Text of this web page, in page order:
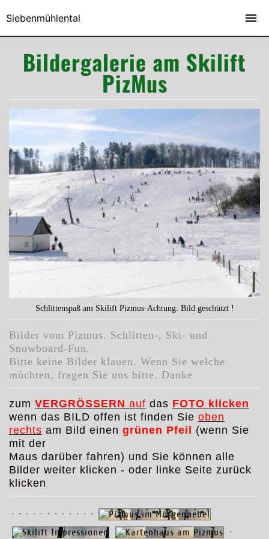
Bildergalerie am Skilift
PizMus
Schlittenspaß am Skilift Pizmus·Achtung: Bild geschützt !
Bilder vom Pizmus. Schlitten-, Ski- und
Snowboard-Fun.
Bitte keine Bilder klauen. Wenn Sie welche
möchten, fragen Sie uns bitte. Danke
zum VERGRÖSSERN auf das FOTO klicken
wenn das BILD offen ist finden Sie oben
rechts am Bild einen grünen Pfeil (wenn Sie
mit der
Maus darüber fahren) und Sie können alle
Bilder weiter klicken - oder linke Seite zurück
klicken
Siebenmühlental